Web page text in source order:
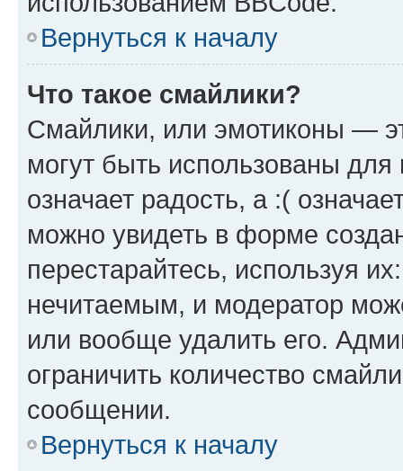
Вернуться к началу
Что такое смайлики?
Смайлики, или эмотиконы —
могут быть использованы
означает радость, а :(
можно увидеть в форме
перестарайтесь, используя
нечитаемым, и модератор
или вообще удалить его.
ограничить количество
сообщении.
Вернуться к началу